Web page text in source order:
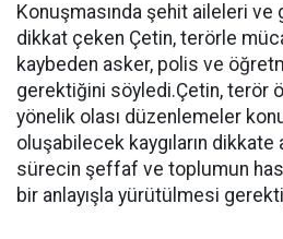
Konuşmasında şehit aileleri
dikkat çeken Çetin, terörle
kaybeden asker, polis ve
gerektiğini söyledi.Çetin, terör
yönelik olası düzenlemeler
oluşabilecek kaygıların dikkate
sürecin şeffaf ve toplumun
bir anlayışla yürütülmesi